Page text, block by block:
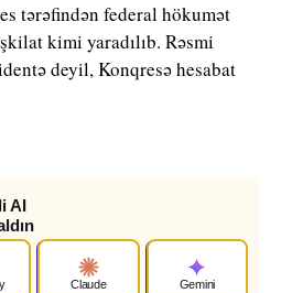
tərəfindən federal hökumət
kimi yaradılıb. Rəsmi
deyil, Konqresə hesabat
AI
Claude Gemini